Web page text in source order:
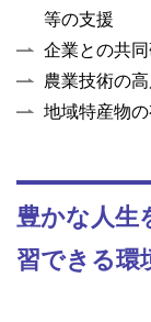
等の支援
企業との共
農業技術の
地域特産物
豊かな人生
習できる環